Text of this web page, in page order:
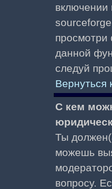
включении
данной
следуй
Вернуться
С кем
Ты
можешь
вопросу.